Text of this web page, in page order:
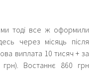
тоді все ж оформили
через місяць після
виплата 10 тисяч + за
грн). Востаннє 860 грн